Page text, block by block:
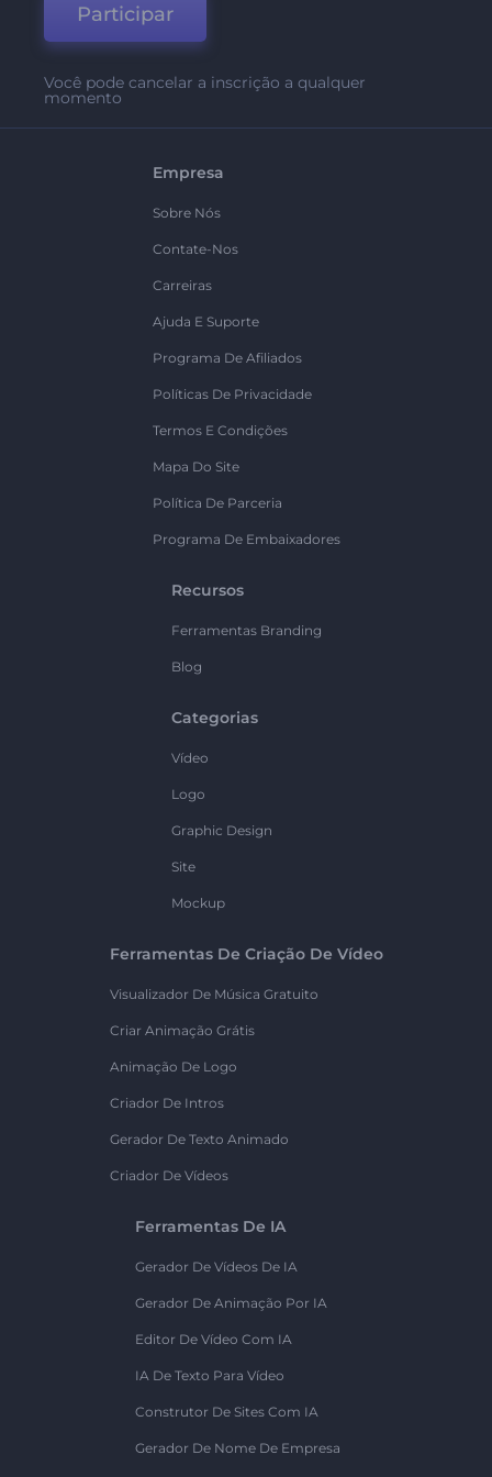
Participar
Você pode cancelar a inscrição a qualquer
momento
Empresa
Sobre Nós
Contate-Nos
Carreiras
Ajuda E Suporte
Programa De Afiliados
Políticas De Privacidade
Termos E Condições
Mapa Do Site
Política De Parceria
Programa De Embaixadores
Recursos
Ferramentas Branding
Blog
Categorias
Vídeo
Logo
Graphic Design
Site
Mockup
Ferramentas De Criação De Vídeo
Visualizador De Música Gratuito
Criar Animação Grátis
Animação De Logo
Criador De Intros
Gerador De Texto Animado
Criador De Vídeos
Ferramentas De IA
Gerador De Vídeos De IA
Gerador De Animação Por IA
Editor De Vídeo Com IA
IA De Texto Para Vídeo
Construtor De Sites Com IA
Gerador De Nome De Empresa